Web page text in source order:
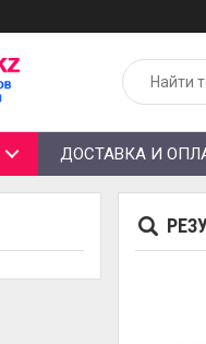
ДОСТАВКА И